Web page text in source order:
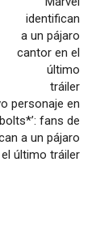
personaje en
fans de
a un pájaro
último tráiler